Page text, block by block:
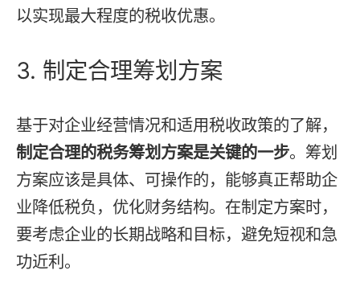
以实现最大程度的税收优惠。
3. 制定合理筹划方案
基于对企业经营情况和适用税收政策的了解，
制定合理的税务筹划方案是关键的一步。筹划
方案应该是具体、可操作的，能够真正帮助企
业降低税负，优化财务结构。在制定方案时，
要考虑企业的长期战略和目标，避免短视和急
功近利。